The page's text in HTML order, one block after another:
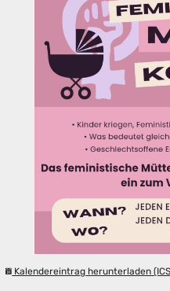
Kalendereintrag herunterladen